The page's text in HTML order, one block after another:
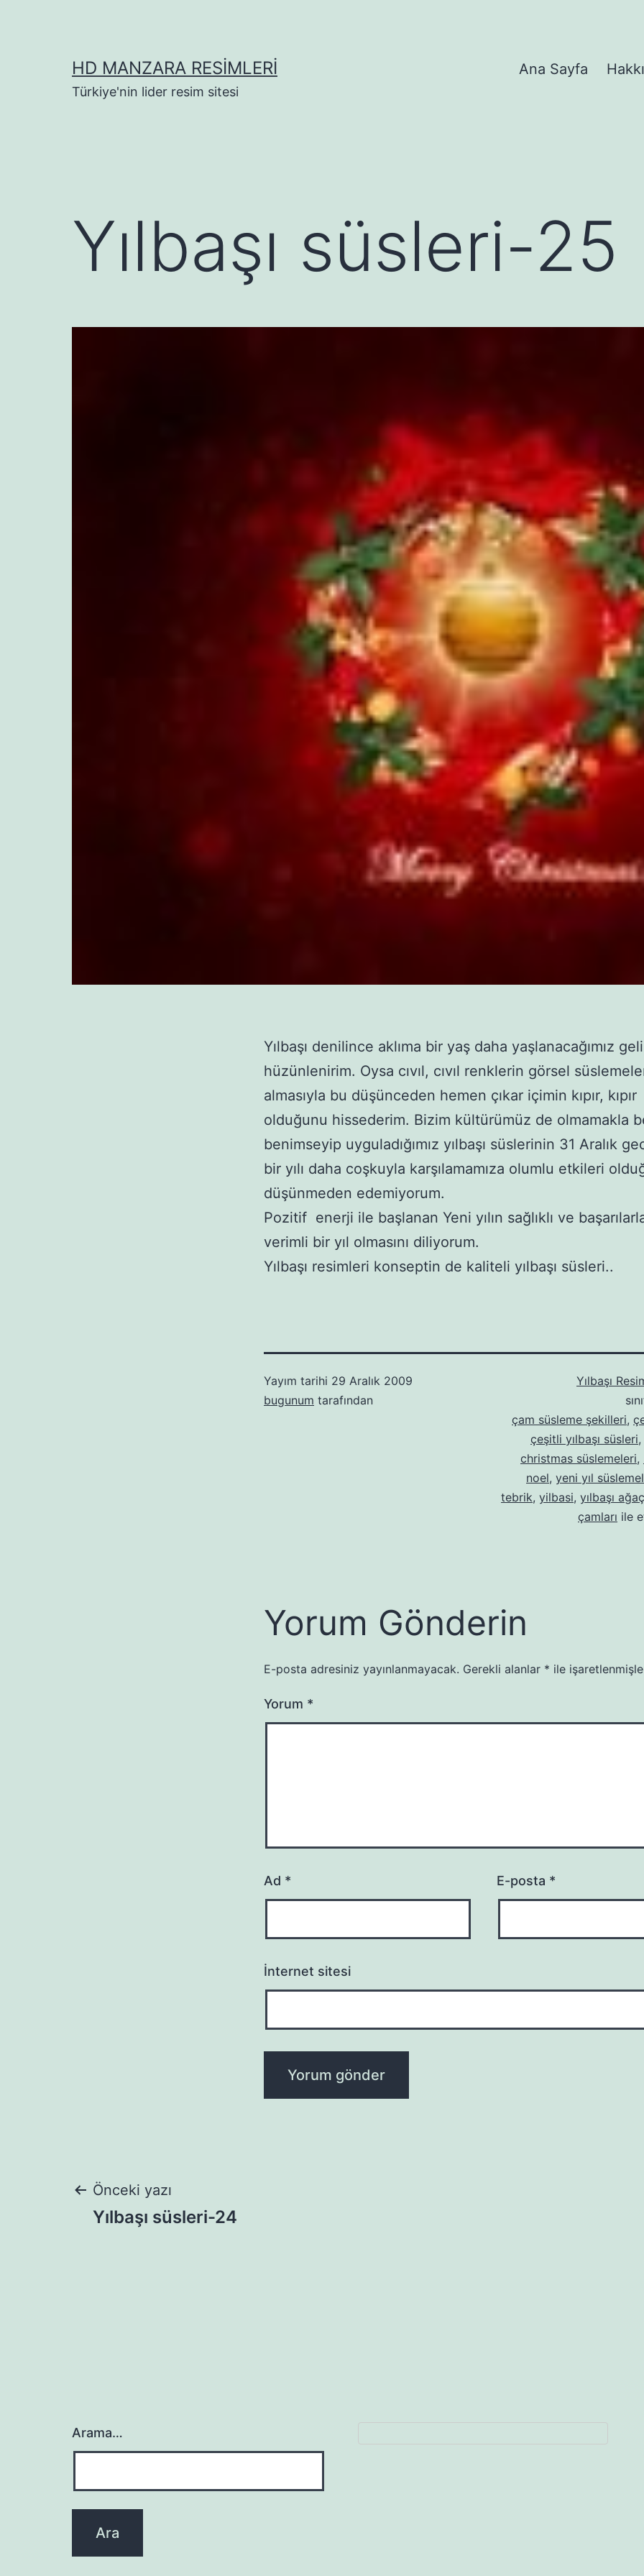
HD MANZARA RESIMLERI
Türkiye'nin lider resim sitesi
Ana Sayfa
Yılbaşı süsleri-25
Yılbaşı denilince aklıma bir yaş daha yaşlanacağımız
hüzünlenirim. Oysa cıvıl, cıvıl renklerin görsel
almasıyla bu düşünceden hemen çıkar içimin kıpır, kıpır
olduğunu hissederim. Bizim kültürümüz de olmamakla
benimseyip uyguladığımız yılbaşı süslerinin 31 Aralık
bir yılı daha coşkuyla karşılamamıza olumlu etkileri
düşünmeden edemiyorum.
Pozitif enerji ile başlanan Yeni yılın sağlıklı ve
verimli bir yıl olmasını diliyorum.
Yılbaşı resimleri konseptin de kaliteli yılbaşı süsleri..
Yayım tarihi 29 Aralık 2009
bugunum tarafından
Yılbaşı
çam süsleme şekilleri,
çeşitli yılbaşı süsleri,
christmas süslemeleri,
noel, yeni yıl
tebrik, yilbasi, yılbaşı
çamları ile
Yorum Gönderin
E-posta adresiniz yayınlanmayacak. Gerekli alanlar * ile
Yorum *
Ad * E-posta *
İnternet sitesi
Yazı
Önceki yazı
Yılbaşı süsleri-24
Arama…